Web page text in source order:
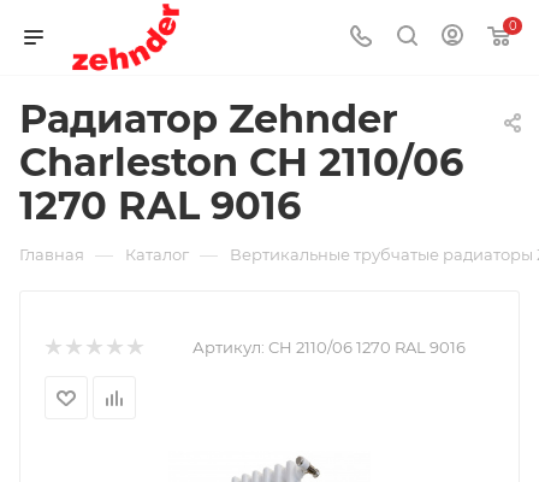
0
Радиатор Zehnder
Charleston CH 2110/06
1270 RAL 9016
Главная — Каталог — Вертикальные трубчатые радиаторы
Артикул: CH 2110/06 1270 RAL 9016